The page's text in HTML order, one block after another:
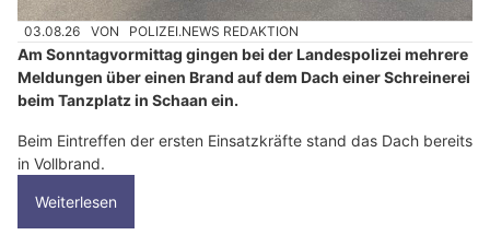
03.08.26 VON POLIZEI.NEWS REDAKTION
Am Sonntagvormittag gingen bei der Landespolizei mehrere
Meldungen über einen Brand auf dem Dach einer Schreinerei
beim Tanzplatz in Schaan ein.
Beim Eintreffen der ersten Einsatzkräfte stand das Dach bereits
in Vollbrand.
Weiterlesen